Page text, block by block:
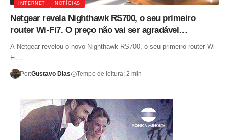
INTERNET NOTÍCIAS
Netgear revela Nighthawk RS700, o seu primeiro
router Wi-Fi7. O preço não vai ser agradável…
A Netgear revelou o novo Nighthawk RS700, o seu primeiro router Wi-
Fi…
Por:Gustavo Dias Tempo de leitura: 2 min